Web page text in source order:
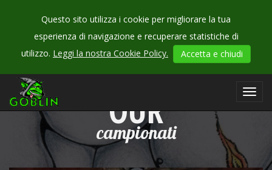
Questo sito utilizza i cookie per migliorare la tua
esperienza di navigazione e recuperare statistiche di
utilizzo. Leggi la nostra Cookie Policy. Accetta e chiudi
OUR
campionati